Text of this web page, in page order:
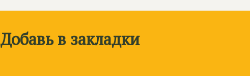
Добавь в закладки